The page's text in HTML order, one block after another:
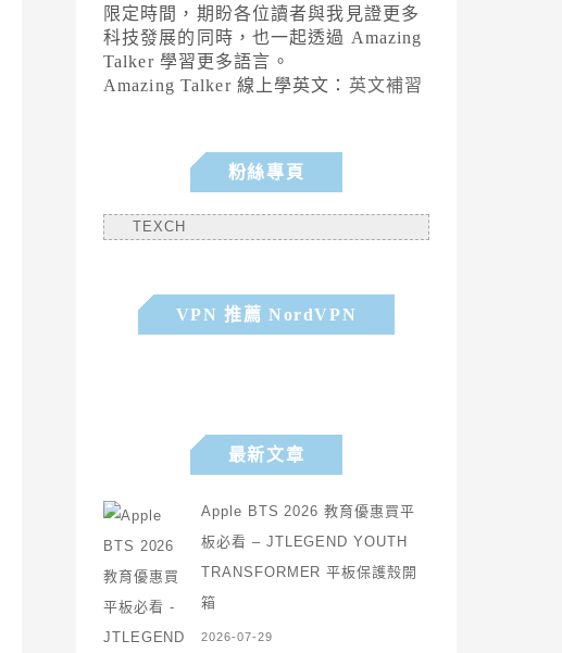
限定時間，期盼各位讀者與我見證更多
科技發展的同時，也一起透過 Amazing
Talker 學習更多語言。
Amazing Talker 線上學英文： 英文補習
粉絲專頁
TEXCH
VPN 推薦 NordVPN
最新文章
Apple BTS 2026 教育優惠買平
板必看 – JTLEGEND YOUTH
TRANSFORMER 平板保護殼開
箱
2026-07-29